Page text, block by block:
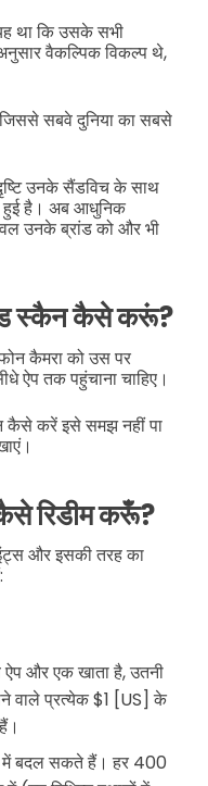
था कि उसके सभी
वैकल्पिक विकल्प थे,
सबवे दुनिया का सबसे
उनके सैंडविच के साथ
हुई है। अब आधुनिक
उनके ब्रांड को और भी
स्कैन कैसे करूं?
कैमरा को उस पर
ऐप तक पहुंचाना चाहिए।
कैसे करें इसे समझ नहीं पा
रिडीम करूँ?
और इसकी तरह का
और एक खाता है, उतनी
वाले प्रत्येक $1 [US] के
बदल सकते हैं। हर 400